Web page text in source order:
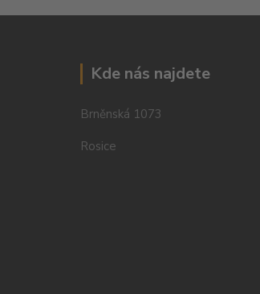
Kde nás najdete
Brněnská 1073
Rosice